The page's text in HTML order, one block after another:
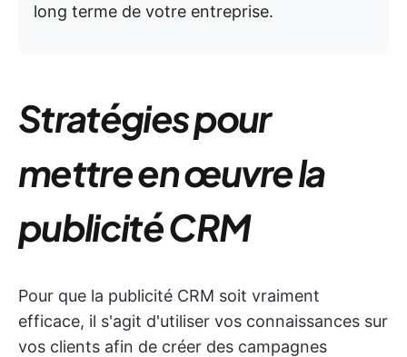
long terme de votre entreprise.
Stratégies pour
mettre en œuvre la
publicité CRM
Pour que la publicité CRM soit vraiment
efficace, il s'agit d'utiliser vos connaissances sur
vos clients afin de créer des campagnes